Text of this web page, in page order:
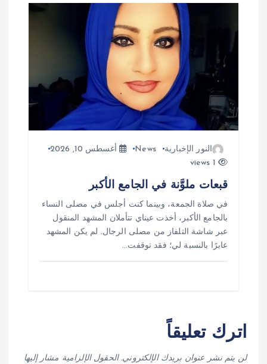
النور الإخبارية News
أغسطس 10, 2026
1 views
قبعات ملوَّنة في الجامع الأكبر
في صلاة الجمعة، وبينما كنت أجلس في مصلى النساء
بالجامع الأكبر، أخذت عيناي تتأملان المشهد المنقول
عبر شاشة التلفاز من مصلى الرجال. لم يكن المشهد
عابرًا بالنسبة لي؛ فقد توقفت…
اترك تعليقاً
لن يتم نشر عنوان بريدك الإلكتروني. الحقول الإلزامية مشار إليها